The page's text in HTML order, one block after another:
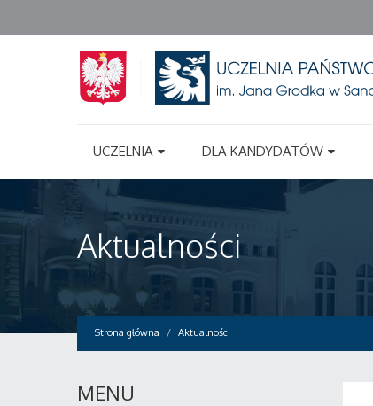
UCZELNIA DLA KANDYDATÓW
Aktualności
Strona główna Aktualności
MENU